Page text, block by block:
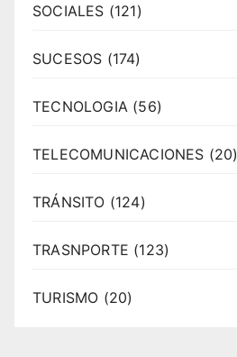
SOCIALES (121)
SUCESOS (174)
TECNOLOGIA (56)
TELECOMUNICACIONES (20)
TRÁNSITO (124)
TRASNPORTE (123)
TURISMO (20)